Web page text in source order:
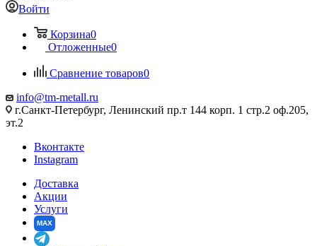
Войти
Корзина0
Отложенные0
Сравнение товаров0
info@tm-metall.ru
г.Санкт-Петербург, Ленинский пр.т 144 корп. 1 стр.2 оф.205,
эт.2
Вконтакте
Instagram
Доставка
Акции
Услуги
MAX